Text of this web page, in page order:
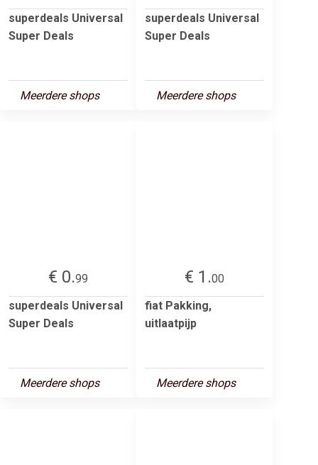
superdeals Universal
Super Deals
Meerdere shops
superdeals Universal
Super Deals
Meerdere shops
€ 0.99
superdeals Universal
Super Deals
Meerdere shops
€ 1.00
fiat Pakking,
uitlaatpijp
Meerdere shops